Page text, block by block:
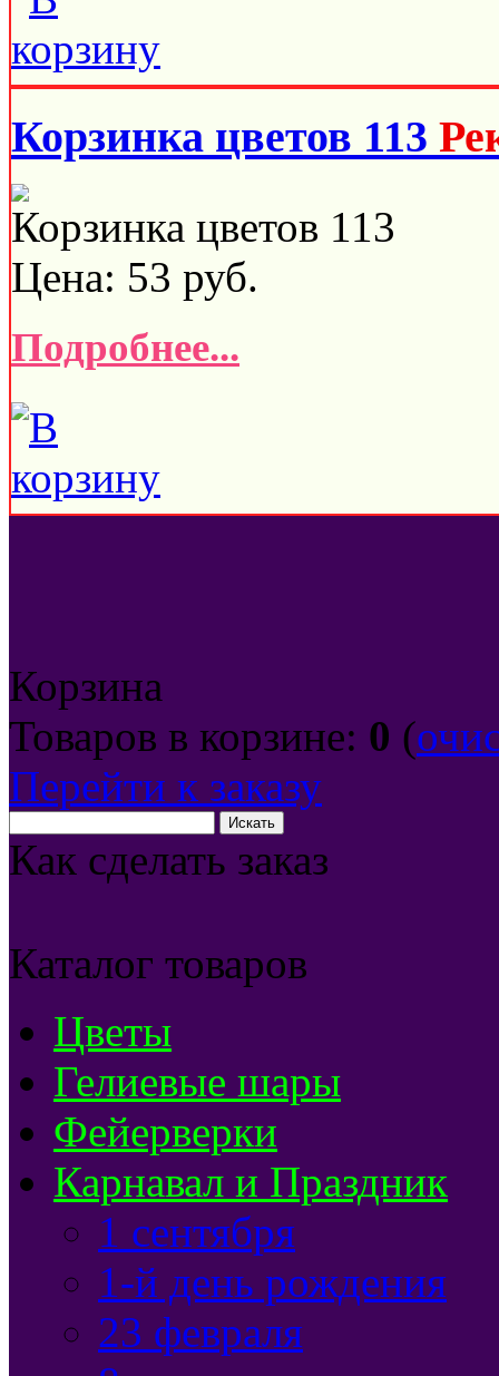
Корзинка цветов 113
Корзинка цветов 113
Цена: 53 руб.
Подробнее...
Корзина
Товаров в корзине: 0 (
Перейти к заказу
Как сделать заказ
Каталог товаров
Цветы
Гелиевые шары
Фейерверки
Карнавал и Праздник
1 сентября
1-й день рождения
23 февраля